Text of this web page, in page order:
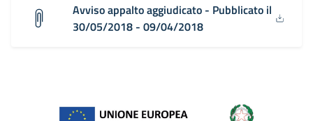
Avviso appalto aggiudicato - Pubblicato il
30/05/2018 - 09/04/2018